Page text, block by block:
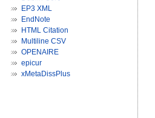
EP3 XML
EndNote
HTML Citation
Multiline CSV
OPENAIRE
epicur
xMetaDissPlus